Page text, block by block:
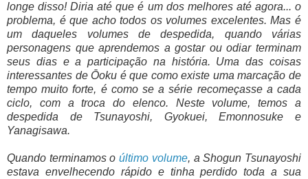
longe disso! Diria até que é um dos melhores até agora... o
problema, é que acho todos os volumes excelentes. Mas é
um daqueles volumes de despedida, quando várias
personagens que aprendemos a gostar ou odiar terminam
seus dias e a participação na história. Uma das coisas
interessantes de Ōoku é que como existe uma marcação de
tempo muito forte, é como se a série recomeçasse a cada
ciclo, com a troca do elenco. Neste volume, temos a
despedida de Tsunayoshi, Gyokuei, Emonnosuke e
Yanagisawa.
Quando terminamos oúltimo volume, a Shogun Tsunayoshi
estava envelhecendo rápido e tinha perdido toda a sua